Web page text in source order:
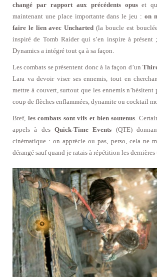
changé par rapport aux précédents opuset
maintenant une place importante dans le jeu : on
faire le lien avec Uncharted (la boucle est
inspiré de Tomb Raider qui s’en inspire à présent
Dynamics a intégré tout ça à sa façon.
Les combats se présentent donc à la façon d’un
Lara va devoir viser ses ennemis, tout en
mettre à couvert, surtout que les ennemis n’hésitent
coup de flèches enflammées, dynamite ou cocktail
Bref, les combats sont vifs et bien soutenus .
appels à des Quick-Time Events (QTE)
cinématique : on apprécie ou pas, perso, cela ne
dérangé sauf quand je ratais à répétition les dernières